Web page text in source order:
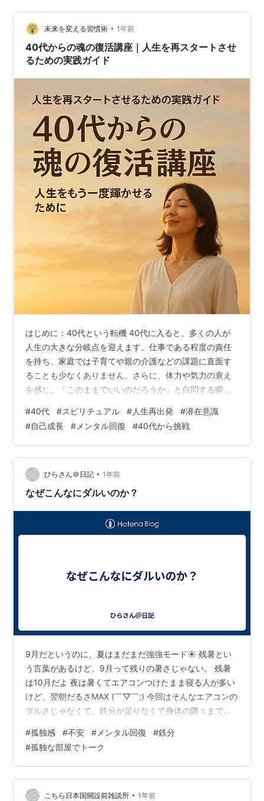
が強くなりやすい。 でもね。 この時期に無理をすると、
回復は、簡単に後戻りし…
未来を変える習慣術 • 1年前
40代からの魂の復活講座｜人生を再スタートさせ
るための実践ガイド
はじめに：40代という転機 40代に入ると、多くの人が
人生の大きな分岐点を迎えます。仕事である程度の責任
を持ち、家庭では子育てや親の介護などの課題に直面す
ることも少なくありません。さらに、体力や気力の衰え
を感じ、「このままでいいのだろうか」と自問する瞬間
まだ可能性を秘めた年代でもあります。これまで培って
きた経験と知識を活かしながら、新しい挑戦に踏み出せ
るタイミングでもあるのです。そのためには「心」と
「魂」を見つめ直し、再び輝かせることが重要になりま
す。そこで注目を集めているのが「魂の復活講座」で
す。
#40代 #スピリチュアル #人生再出発 #潜在意識
#自己成長 # メンタル回復 #40代から挑戦
ひらさん＠日記 • 1年前
なぜこんなにダルいのか？
9月だというのに、夏はまだまだ強強モード☀️ 残暑とい
う言葉があるけど、9月って残りの暑さじゃない。 残暑
は10月だよ 夜は暑くてエアコンつけたまま寝る人が多い
けど、翌朝だるさMAX (￣▽￣;) 今回はそんなエアコンの
ダルさじゃなくて、鉄分が足りなくて身体の隅々まで酸
あれば、身体の隅々まで酸素が供給されてダルさ解消。
鉄分をとるのにレバー、牡蠣を食べるといいよ。と言わ
れてる 「いやいや、毎日食べられないでしょ」 「カロリ
ー過多でブクブクに太ってしまう」 そうなるよね サプリ
メントでとればいいじゃないのか？ 毎月500円はかかる
#孤独感 #不安 # メンタル回復 #鉄分
#孤独な部屋でトーク
こちら日本国開設前雑談所 • 1年前